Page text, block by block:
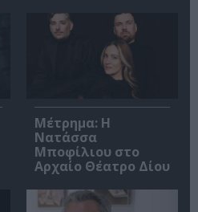
Μέτρημα: Η
Νατάσσα
Μποφίλιου στο
Αρχαίο Θέατρο Δίου